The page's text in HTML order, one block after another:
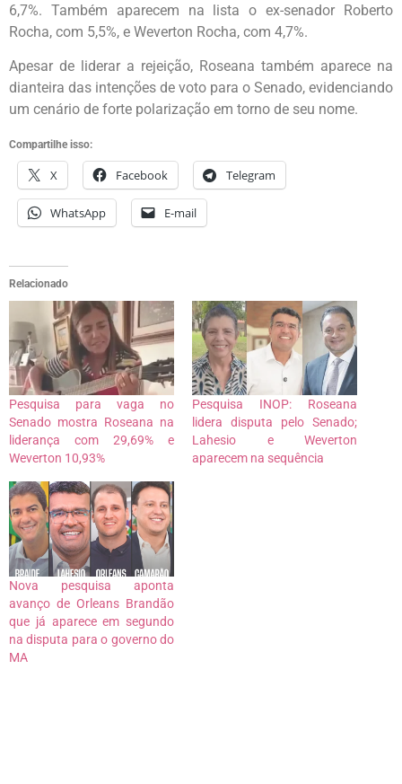
6,7%. Também aparecem na lista o ex-senador Roberto
Rocha, com 5,5%, e Weverton Rocha, com 4,7%.
Apesar de liderar a rejeição, Roseana também aparece na
dianteira das intenções de voto para o Senado, evidenciando
um cenário de forte polarização em torno de seu nome.
Compartilhe isso:
X Facebook Telegram
WhatsApp E-mail
Relacionado
Pesquisa para vaga no
Senado mostra Roseana na
liderança com 29,69% e
Weverton 10,93%
Pesquisa INOP: Roseana
lidera disputa pelo Senado;
Lahesio e Weverton
aparecem na sequência
Nova pesquisa aponta
avanço de Orleans Brandão
que já aparece em segundo
na disputa para o governo do
MA